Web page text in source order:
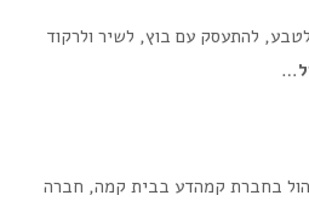
להתעסק עם בוץ, לשיר ולרקוד
…
בחברת קמהדע בבית קמה, חברה